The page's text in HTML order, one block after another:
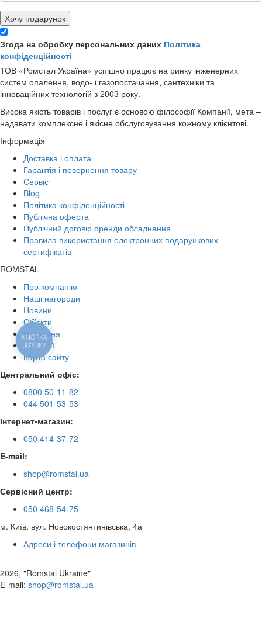
Хочу подарунок
Згода на обробку персональних даних Політика
конфіденційності
ТОВ «Ромстал Україна» успішно працює на ринку інженерних
систем опалення, водо- і газопостачання, сантехніки та
інноваційних технологій з 2003 року.
Висока якість товарів і послуг є основою філософії Компанії, мета –
надавати комплексне і якісне обслуговування кожному клієнтові.
Інформація
Доставка і оплата
Гарантія і повернення товару
Сервіс
Blog
Політика конфіденційності
Публічна оферта
Публічний договір оренди обладнання
Правила використання електронних подарункових
сертифікатів
ROMSTAL
Про компанію
Наші нагороди
Новини
Об'єкти
Навчання
Вакансії
Карта сайту
Центральний офіс:
0800 50-11-82
044 501-53-53
Інтернет-магазин:
050 414-37-72
E-mail:
shop@romstal.ua
Сервісний центр:
050 468-54-75
м. Київ, вул. Новокостянтинівська, 4а
Адреси і телефони магазинів
2026, "Romstal Ukraine"
​E-mail: shop@romstal.ua
КНОПКА
ЗВ'ЯЗКУ